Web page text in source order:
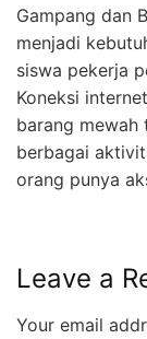
Gampang dan
menjadi
siswa pekerja
Koneksi
barang mewah
berbagai
orang punya
Leave a
Your email